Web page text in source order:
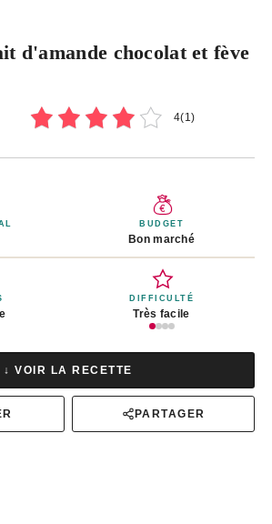
d'amande chocolat et fève
4(1)
BUDGET
Bon marché
DIFFICULTÉ
Très facile
↓ VOIR LA RECETTE
PARTAGER